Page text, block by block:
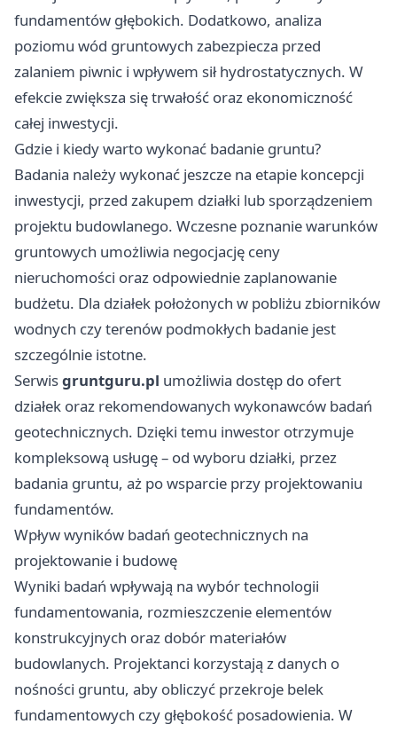
fundamentów głębokich. Dodatkowo, analiza
poziomu wód gruntowych zabezpiecza przed
zalaniem piwnic i wpływem sił hydrostatycznych. W
efekcie zwiększa się trwałość oraz ekonomiczność
całej inwestycji.
Gdzie i kiedy warto wykonać badanie gruntu?
Badania należy wykonać jeszcze na etapie koncepcji
inwestycji, przed zakupem działki lub sporządzeniem
projektu budowlanego. Wczesne poznanie warunków
gruntowych umożliwia negocjację ceny
nieruchomości oraz odpowiednie zaplanowanie
budżetu. Dla działek położonych w pobliżu zbiorników
wodnych czy terenów podmokłych badanie jest
szczególnie istotne.
Serwisgruntguru.pl umożliwia dostęp do ofert
działek oraz rekomendowanych wykonawców badań
geotechnicznych. Dzięki temu inwestor otrzymuje
kompleksową usługę – od wyboru działki, przez
badania gruntu, aż po wsparcie przy projektowaniu
fundamentów.
Wpływ wyników badań geotechnicznych na
projektowanie i budowę
Wyniki badań wpływają na wybór technologii
fundamentowania, rozmieszczenie elementów
konstrukcyjnych oraz dobór materiałów
budowlanych. Projektanci korzystają z danych o
nośności gruntu, aby obliczyć przekroje belek
fundamentowych czy głębokość posadowienia. W